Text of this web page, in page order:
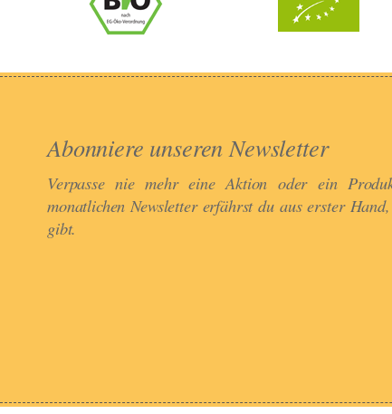
Abonniere unseren Newsletter​
Verpasse nie mehr eine Aktion oder ein
monatlichen Newsletter erfährst du aus erster
gibt.​